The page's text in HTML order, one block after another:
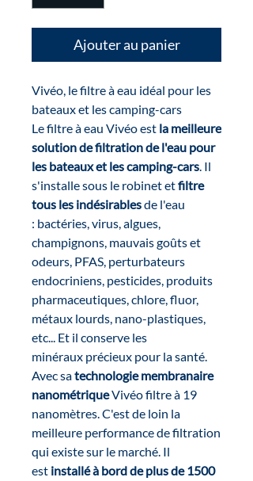
Ajouter au panier
Vivéo, le filtre à eau idéal pour les
bateaux et les camping-cars
Le filtre à eau Vivéo est la meilleure
solution de filtration de l'eau pour
les bateaux et les camping-cars. Il
s'installe sous le robinet etfiltre
tous les indésirablesde l'eau
: bactéries, virus, algues,
champignons, mauvais goûts et
odeurs, PFAS, perturbateurs
endocriniens, pesticides, produits
pharmaceutiques, chlore, fluor,
métaux lourds, nano-plastiques,
etc... Et il conserve les
minéraux précieux pour la santé.
Avec satechnologie membranaire
nanométriqueVivéo filtre à 19
nanomètres. C'est de loin la
meilleure performance de filtration
qui existe sur le marché. Il
est installé à bord de plus de 1500